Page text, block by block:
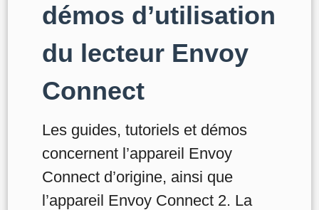
démos d’utilisation
du lecteur Envoy
Connect
Les guides, tutoriels et démos
concernent l’appareil Envoy
Connect d’origine, ainsi que
l’appareil Envoy Connect 2. La